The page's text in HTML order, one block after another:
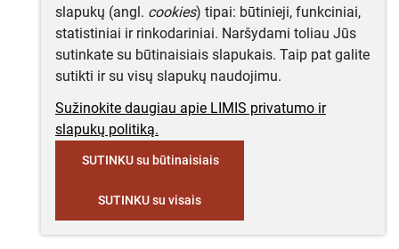
slapukų (angl. cookies) tipai: būtinieji, funkciniai,
statistiniai ir rinkodariniai. Naršydami toliau Jūs
sutinkate su būtinaisiais slapukais. Taip pat galite
sutikti ir su visų slapukų naudojimu.
Sužinokite daugiau apie LIMIS privatumo ir
slapukų politiką.
SUTINKU su būtinaisiais
SUTINKU su visais